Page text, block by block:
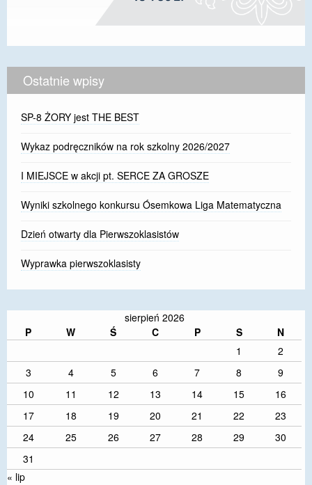
Ostatnie wpisy
SP-8 ŻORY jest THE BEST
Wykaz podręczników na rok szkolny 2026/2027
I MIEJSCE w akcji pt. SERCE ZA GROSZE
Wyniki szkolnego konkursu Ósemkowa Liga Matematyczna
Dzień otwarty dla Pierwszoklasistów
Wyprawka pierwszoklasisty
sierpień 2026
P
W Ś C P S
N
1
2
3
4 5 6 7 8
9
10
11 12 13 14 15
16
17
18 19 20 21 22
23
24
25 26 27 28 29
30
31
« lip